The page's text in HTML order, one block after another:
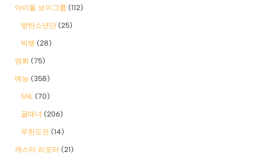
아이돌 보이그룹 (112)
방탄소년단 (25)
빅뱅 (28)
영화 (75)
예능 (358)
SNL (70)
골때녀 (206)
무한도전 (14)
캐스터 리포터 (21)